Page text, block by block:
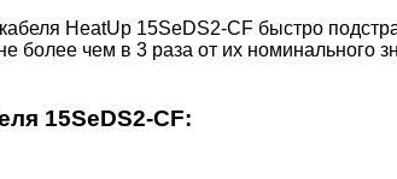
HeatUp 15SeDS2-CF быстро
более чем в 3 раза от их номинального
15SeDS2-CF: